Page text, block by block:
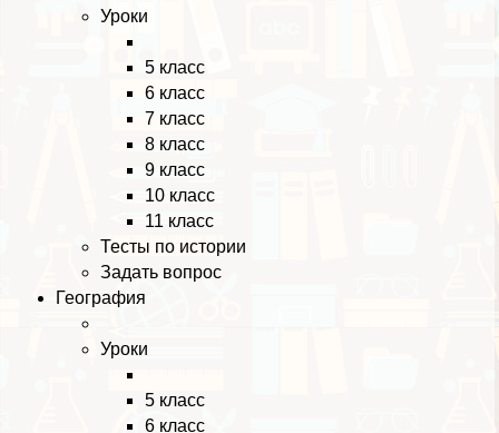
Уроки
5 класс
6 класс
7 класс
8 класс
9 класс
10 класс
11 класс
Тесты по истории
Задать вопрос
География
Уроки
5 класс
6 класс